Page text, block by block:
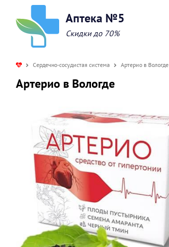
Аптека №5
Скидки до 70%
Сердечно-сосудистая система Артерио в Вологде
Артерио в Вологде